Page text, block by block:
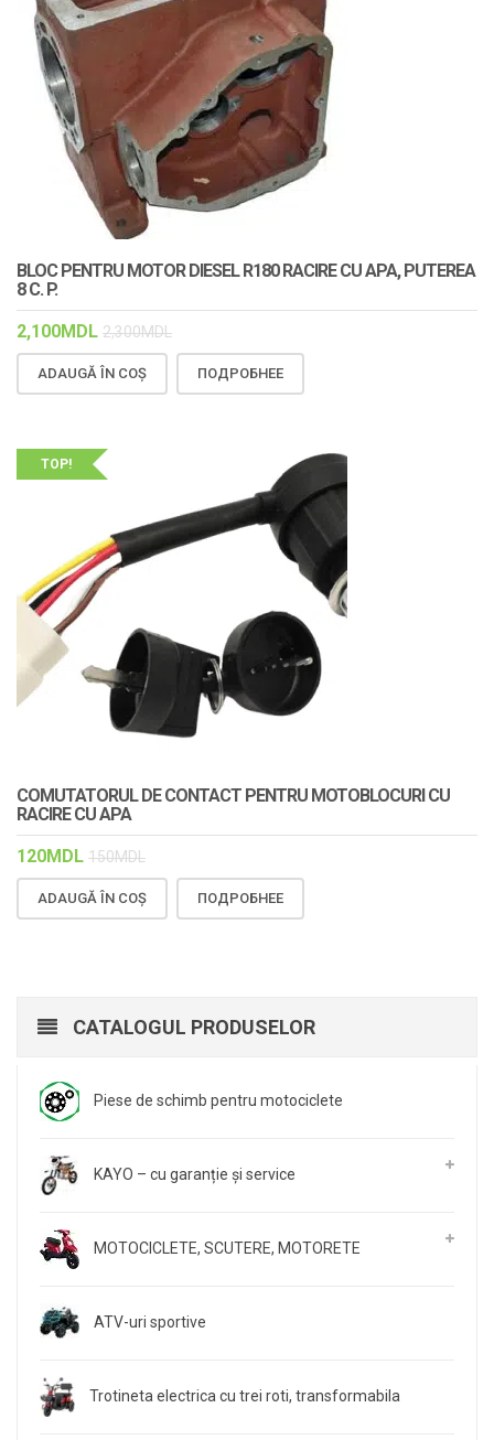
BLOC PENTRU MOTOR DIESEL R180 RACIRE CU APA, PUTEREA
8 C. P.
2,100MDL 2,300MDL
ADAUGĂ ÎN COȘ ПОДРОБНЕЕ
TOP!
COMUTATORUL DE CONTACT PENTRU MOTOBLOCURI CU
RACIRE CU APA
120MDL 150MDL
ADAUGĂ ÎN COȘ ПОДРОБНЕЕ
CATALOGUL PRODUSELOR
Piese de schimb pentru motociclete
KAYO – cu garanție și service
MOTOCICLETE, SCUTERE, MOTORETE
ATV-uri sportive
Trotineta electrica cu trei roti, transformabila